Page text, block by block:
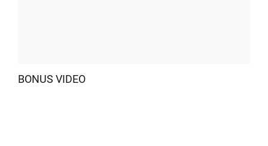
BONUS VIDEO